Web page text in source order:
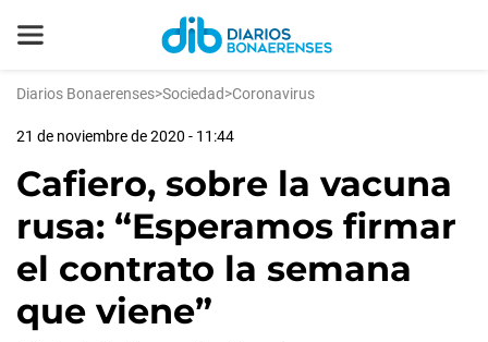
Diarios Bonaerenses>Sociedad>Coronavirus
21 de noviembre de 2020 - 11:44
Cafiero, sobre la vacuna
rusa: “Esperamos firmar
el contrato la semana
que viene”